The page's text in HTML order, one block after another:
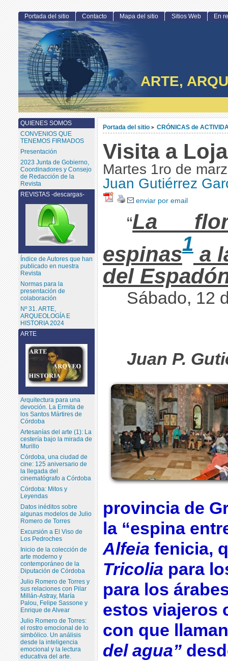
ARTE,
Portada del sitio > CRÓNICAS de
Visita a Loja
Martes 1ro de
Juan Gutiérrez
enviar por email
“La
espinas1a
del
Sábado, 12
Juan P.
provincia de
la “espina
Alfeia fenicia,
Tricolia para
para los
estos viajeros
con que
del agua”
Portada del sitio Contacto Mapa del sitio Sitios Web En
QUIENES SOMOS
CONVENIOS QUE
TENEMOS FIRMADOS
Presentación
2023 Junta de Gobierno,
Coordinadores y Consejo
de Redacción de la
Revista
ARTE
Arquitectura para una
devoción. La Ermita de
los Santos Mártires de
Córdoba
Artesanías del arte (1): La
cestería bajo la mirada de
Murillo
Córdoba, una ciudad de
cine: 125 aniversario de
la llegada del
cinematógrafo a Córdoba
Córdoba: Mitos y
Leyendas
Datos inéditos sobre
algunas modelos de Julio
Romero de Torres
Excursión a El Viso de
Los Pedroches
Inicio de la colección de
arte moderno y
contemporáneo de la
Diputación de Córdoba
Julio Romero de Torres y
sus relaciones con Pilar
Millán-Astray, María
Palou, Felipe Sassone y
Enrique de Alvear
Julio Romero de Torres:
el rostro emocional de lo
simbólico. Un análisis
desde la inteligencia
emocional y la lectura
educativa del arte.
REVISTAS -descargas-
Índice de Autores que han
publicado en nuestra
Revista
Normas para la
presentación de
colaboración
Nº 31. ARTE,
ARQUEOLOGÍA E
HISTORIA 2024